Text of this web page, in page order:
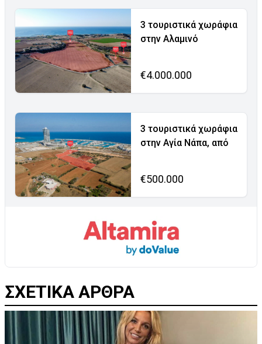
3 τουριστικά χωράφια
στην Αλαμινό
€4.000.000
3 τουριστικά χωράφια
στην Αγία Νάπα, από
€500.000
ΣΧΕΤΙΚΑ ΑΡΘΡΑ